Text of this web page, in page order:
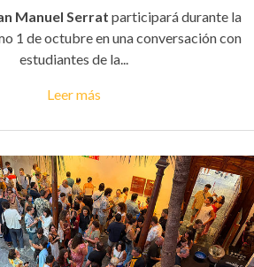
Manuel Serrat participará durante la
1 de octubre en una conversación con
estudiantes de la...
Leer más